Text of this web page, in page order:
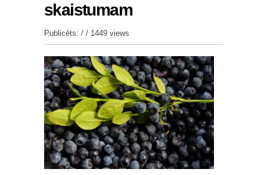
skaistumam
Publicēts: / / 1449 views